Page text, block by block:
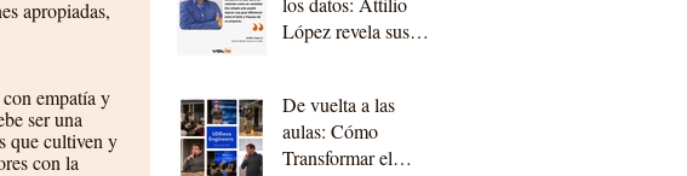
apropiadas,
empatía y
ser una
que cultiven y
con la
sino de que el
usuario no tenga que
López revela sus
De vuelta a las
aulas: Cómo
Transformar el